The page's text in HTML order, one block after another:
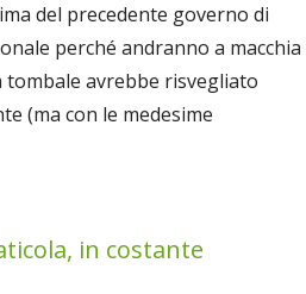
del precedente governo di
perché andranno a macchia
avrebbe risvegliato
(ma con le medesime
in costante